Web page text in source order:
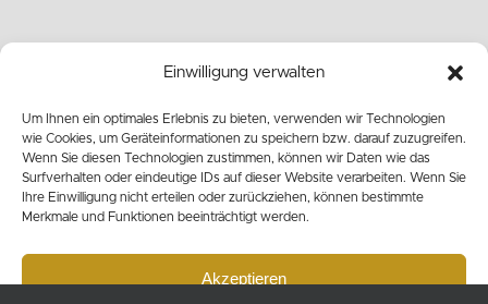
Einwilligung verwalten
Um Ihnen ein optimales Erlebnis zu bieten, verwenden wir Technologien
wie Cookies, um Geräteinformationen zu speichern bzw. darauf zuzugreifen.
Wenn Sie diesen Technologien zustimmen, können wir Daten wie das
Surfverhalten oder eindeutige IDs auf dieser Website verarbeiten. Wenn Sie
Ihre Einwilligung nicht erteilen oder zurückziehen, können bestimmte
Merkmale und Funktionen beeinträchtigt werden.
Akzeptieren
© 2026 Dr. Rösner, Praxis für Kieferorthopädie ·
Datenschutz
·Impressum